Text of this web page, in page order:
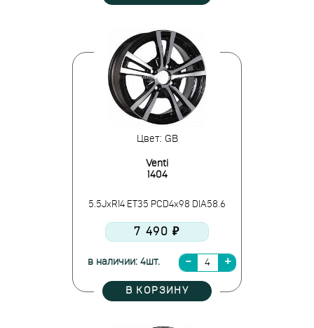
Цвет: GB
Venti
1404
5.5JxR14 ET35 PCD4x98 DIA58.6
7 490 ₽
в наличии: 4шт.
В КОРЗИНУ